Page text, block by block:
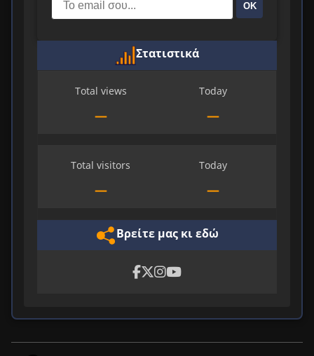
ΟΚ
Στατιστικά
Total views
—
Today
—
Total visitors
—
Today
—
Βρείτε μας κι εδώ